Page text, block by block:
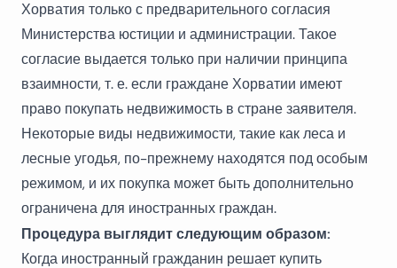
Хорватия только с предварительного согласия
Министерства юстиции и администрации. Такое
согласие выдается только при наличии принципа
взаимности, т. е. если граждане Хорватии имеют
право покупать недвижимость в стране заявителя.
Некоторые виды недвижимости, такие как леса и
лесные угодья, по-прежнему находятся под особым
режимом, и их покупка может быть дополнительно
ограничена для иностранных граждан.
Процедура выглядит следующим образом:
Когда иностранный гражданин решает купить